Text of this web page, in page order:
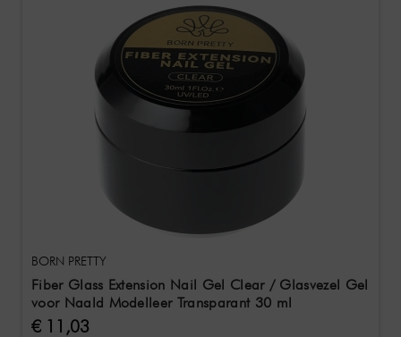
BORN PRETTY
Fiber Glass Extension Nail Gel Clear / Glasvezel Gel
voor Naald Modelleer Transparant 30 ml
€ 11,03